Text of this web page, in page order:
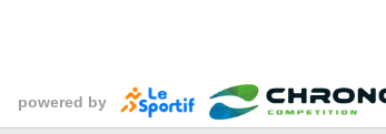
powered by